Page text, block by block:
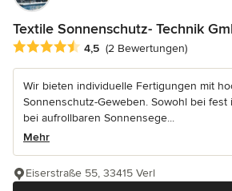
Textile Sonnenschutz- Technik
Durchschnittliche Bewertung: 4.5 von 5
4,5 (2 Bewertungen)
Wir bieten individuelle Fertigungen mit
Sonnenschutz-Geweben. Sowohl bei fest
bei aufrollbaren Sonnensege...
Mehr
Eiserstraße 55, 33415 Verl